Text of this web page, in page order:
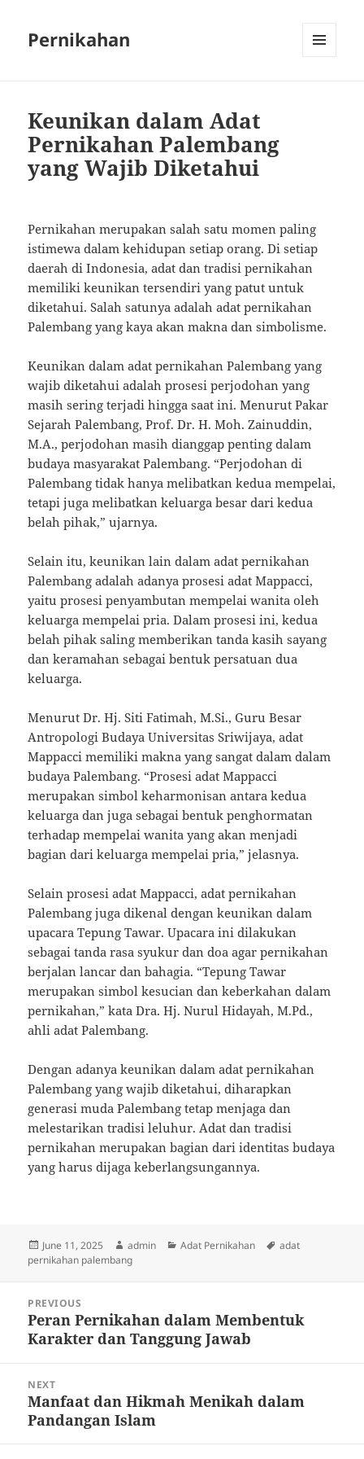
Pernikahan
Keunikan dalam Adat
Pernikahan Palembang
yang Wajib Diketahui
Pernikahan merupakan salah satu momen paling
istimewa dalam kehidupan setiap orang. Di setiap
daerah di Indonesia, adat dan tradisi pernikahan
memiliki keunikan tersendiri yang patut untuk
diketahui. Salah satunya adalah adat pernikahan
Palembang yang kaya akan makna dan simbolisme.
Keunikan dalam adat pernikahan Palembang yang
wajib diketahui adalah prosesi perjodohan yang
masih sering terjadi hingga saat ini. Menurut Pakar
Sejarah Palembang, Prof. Dr. H. Moh. Zainuddin,
M.A., perjodohan masih dianggap penting dalam
budaya masyarakat Palembang. “Perjodohan di
Palembang tidak hanya melibatkan kedua mempelai,
tetapi juga melibatkan keluarga besar dari kedua
belah pihak,” ujarnya.
Selain itu, keunikan lain dalam adat pernikahan
Palembang adalah adanya prosesi adat Mappacci,
yaitu prosesi penyambutan mempelai wanita oleh
keluarga mempelai pria. Dalam prosesi ini, kedua
belah pihak saling memberikan tanda kasih sayang
dan keramahan sebagai bentuk persatuan dua
keluarga.
Menurut Dr. Hj. Siti Fatimah, M.Si., Guru Besar
Antropologi Budaya Universitas Sriwijaya, adat
Mappacci memiliki makna yang sangat dalam dalam
budaya Palembang. “Prosesi adat Mappacci
merupakan simbol keharmonisan antara kedua
keluarga dan juga sebagai bentuk penghormatan
terhadap mempelai wanita yang akan menjadi
bagian dari keluarga mempelai pria,” jelasnya.
Selain prosesi adat Mappacci, adat pernikahan
Palembang juga dikenal dengan keunikan dalam
upacara Tepung Tawar. Upacara ini dilakukan
sebagai tanda rasa syukur dan doa agar pernikahan
berjalan lancar dan bahagia. “Tepung Tawar
merupakan simbol kesucian dan keberkahan dalam
pernikahan,” kata Dra. Hj. Nurul Hidayah, M.Pd.,
ahli adat Palembang.
Dengan adanya keunikan dalam adat pernikahan
Palembang yang wajib diketahui, diharapkan
generasi muda Palembang tetap menjaga dan
melestarikan tradisi leluhur. Adat dan tradisi
pernikahan merupakan bagian dari identitas budaya
yang harus dijaga keberlangsungannya.
Posted
on
June 11, 2025 Author
admin Categories
Adat Pernikahan Tags
adat
pernikahan palembang
navigation
PREVIOUS
Previous
post:
Peran Pernikahan dalam Membentuk
Karakter dan Tanggung Jawab
NEXT
Next
post:
Manfaat dan Hikmah Menikah dalam
Pandangan Islam